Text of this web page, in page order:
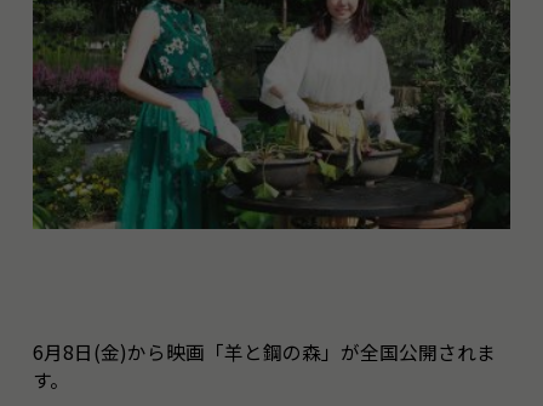
6月8日(金)から映画「羊と鋼の森」が全国公開されま
す。